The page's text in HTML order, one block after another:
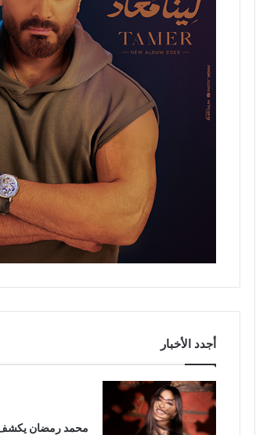
أجدد الأخبار
محمد رمضان